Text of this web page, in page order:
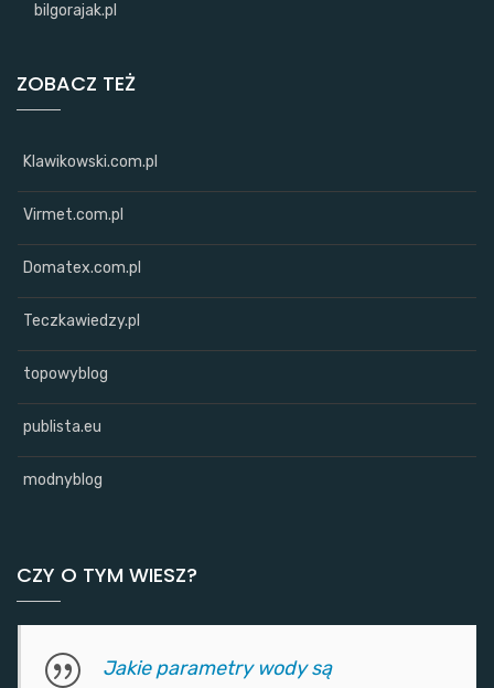
bilgorajak.pl
ZOBACZ TEŻ
Klawikowski.com.pl
Virmet.com.pl
Domatex.com.pl
Teczkawiedzy.pl
topowyblog
publista.eu
modnyblog
CZY O TYM WIESZ?
Jakie parametry wody są